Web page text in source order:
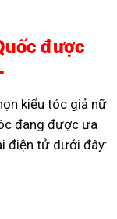
được
kiểu tóc giả nữ
đang được ưa
điện tử dưới đây: